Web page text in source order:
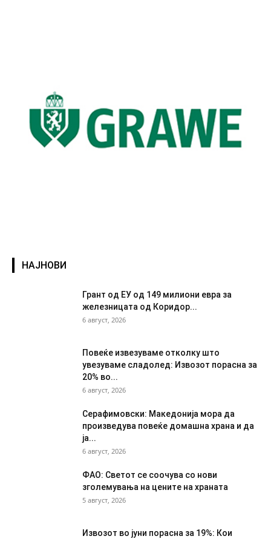
НАЈНОВИ
Грант од ЕУ од 149 милиони евра за
железницата од Коридор...
6 август, 2026
Повеќе извезуваме отколку што
увезуваме сладолед: Извозот порасна за
20% во...
6 август, 2026
Серафимовски: Македонија мора да
произведува повеќе домашна храна и да
ја...
6 август, 2026
ФАО: Светот се соочува со нови
зголемувања на цените на храната
5 август, 2026
Извозот во јуни порасна за 19%: Кои